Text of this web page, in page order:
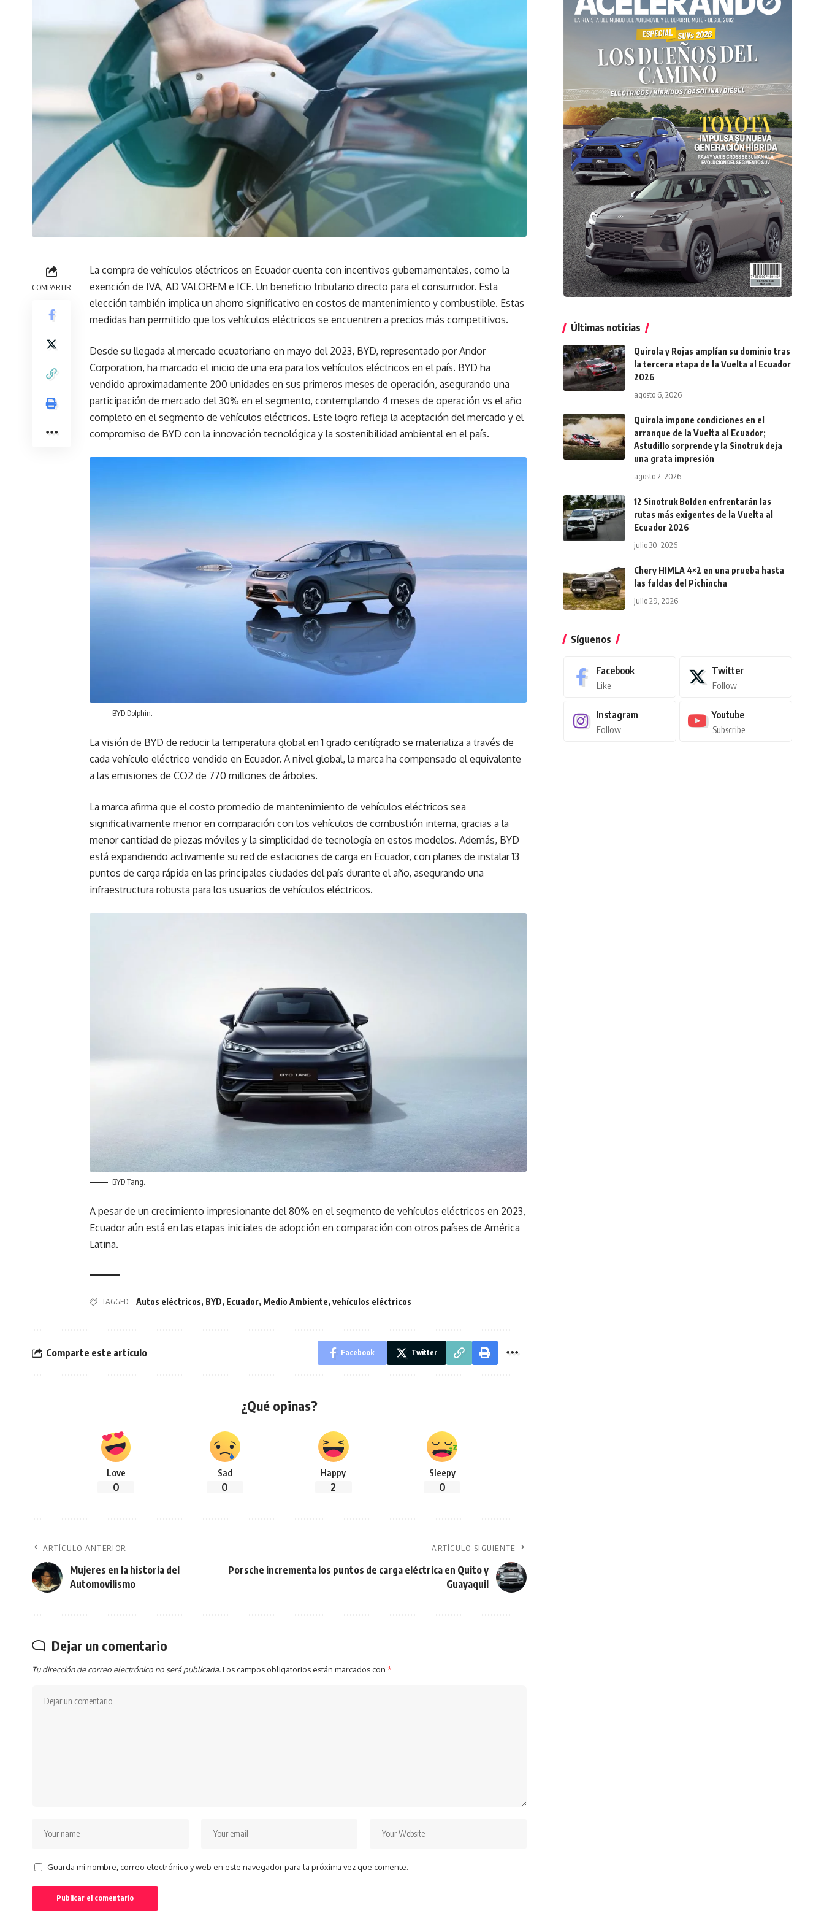
COMPARTIR
La compra de vehículos eléctricos en Ecuador cuenta con incentivos gubernamentales, como la
exención de IVA, AD VALOREM e ICE. Un beneficio tributario directo para el consumidor. Esta
elección también implica un ahorro significativo en costos de mantenimiento y combustible. Estas
medidas han permitido que los vehículos eléctricos se encuentren a precios más competitivos.
Desde su llegada al mercado ecuatoriano en mayo del 2023, BYD, representado por Andor
Corporation, ha marcado el inicio de una era para los vehículos eléctricos en el país. BYD ha
vendido aproximadamente 200 unidades en sus primeros meses de operación, asegurando una
participación de mercado del 30% en el segmento, contemplando 4 meses de operación vs el año
completo en el segmento de vehículos eléctricos. Este logro refleja la aceptación del mercado y el
compromiso de BYD con la innovación tecnológica y la sostenibilidad ambiental en el país.
BYD Dolphin.
La visión de BYD de reducir la temperatura global en 1 grado centígrado se materializa a través de
cada vehículo eléctrico vendido en Ecuador. A nivel global, la marca ha compensado el equivalente
a las emisiones de CO2 de 770 millones de árboles.
La marca afirma que el costo promedio de mantenimiento de vehículos eléctricos sea
significativamente menor en comparación con los vehículos de combustión interna, gracias a la
menor cantidad de piezas móviles y la simplicidad de tecnología en estos modelos. Además, BYD
está expandiendo activamente su red de estaciones de carga en Ecuador, con planes de instalar 13
puntos de carga rápida en las principales ciudades del país durante el año, asegurando una
infraestructura robusta para los usuarios de vehículos eléctricos.
BYD Tang.
A pesar de un crecimiento impresionante del 80% en el segmento de vehículos eléctricos en 2023,
Ecuador aún está en las etapas iniciales de adopción en comparación con otros países de América
Latina.
TAGGED: Autos eléctricos, BYD, Ecuador, Medio Ambiente, vehículos eléctricos
Comparte este artículo Facebook Twitter
¿Qué opinas?
Love
0
Sad
0
Happy
2
Sleepy
0
ARTÍCULO ANTERIOR
Mujeres en la historia del
Automovilismo
ARTÍCULO SIGUIENTE
Porsche incrementa los puntos de carga eléctrica en Quito y
Guayaquil
Dejar un comentario
Tu dirección de correo electrónico no será publicada.Los campos obligatorios están marcados con *
Guarda mi nombre, correo electrónico y web en este navegador para la próxima vez que comente.
Últimas noticias
Quirola y Rojas amplían su dominio tras
la tercera etapa de la Vuelta al Ecuador
2026
agosto 6, 2026
Quirola impone condiciones en el
arranque de la Vuelta al Ecuador;
Astudillo sorprende y la Sinotruk deja
una grata impresión
agosto 2, 2026
12 Sinotruk Bolden enfrentarán las
rutas más exigentes de la Vuelta al
Ecuador 2026
julio 30, 2026
Chery HIMLA 4×2 en una prueba hasta
las faldas del Pichincha
julio 29, 2026
Síguenos
Facebook
Like
Twitter
Follow
Instagram
Follow
Youtube
Subscribe